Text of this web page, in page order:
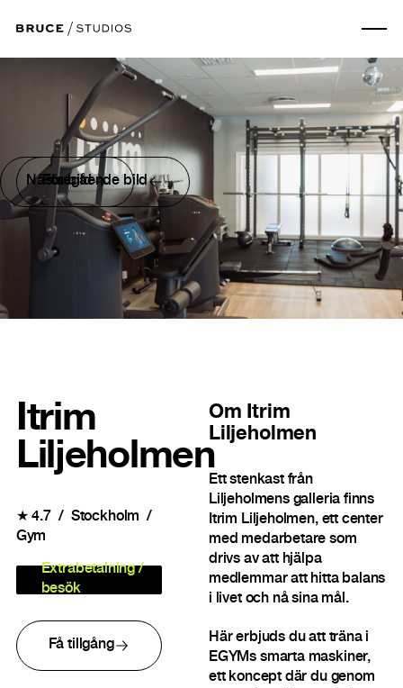
Föregående bild
Nästa bild
Itrim
Liljeholmen
★4.7
Stockholm
Gym
Extrabetalning /
besök
Få tillgång
Om Itrim
Liljeholmen
Ett stenkast från
Liljeholmens galleria finns
Itrim Liljeholmen, ett center
med medarbetare som
drivs av att hjälpa
medlemmar att hitta balans
i livet och nå sina mål.
Här erbjuds du att träna i
EGYMs smarta maskiner,
ett koncept där du genom